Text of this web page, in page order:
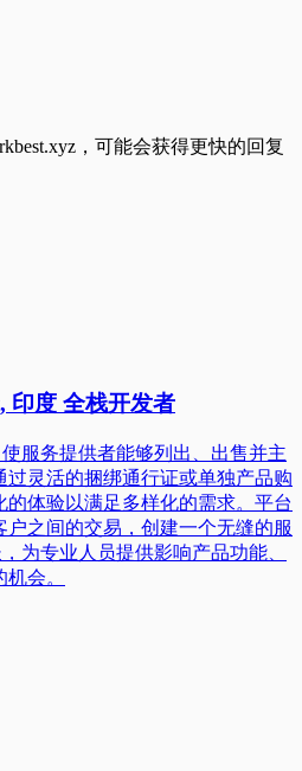
，可能会获得更快的回复
印度 全栈开发者
使服务提供者能够列出、出售并主
灵活的捆绑通行证或单独产品购
体验以满足多样化的需求。平台
之间的交易，创建一个无缝的服
为专业人员提供影响产品功能、
会。